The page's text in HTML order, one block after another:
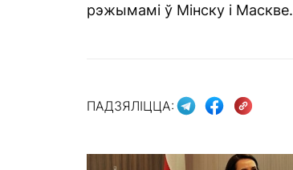
рэжымамі ў Мінску і Маскве.
ПАДЗЯЛІЦЦА: